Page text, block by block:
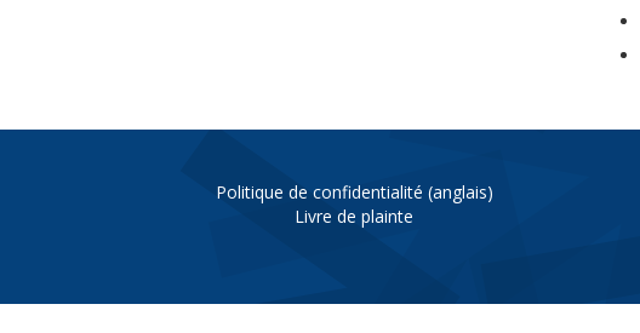
Politique de confidentialité (anglais)
Livre de plainte